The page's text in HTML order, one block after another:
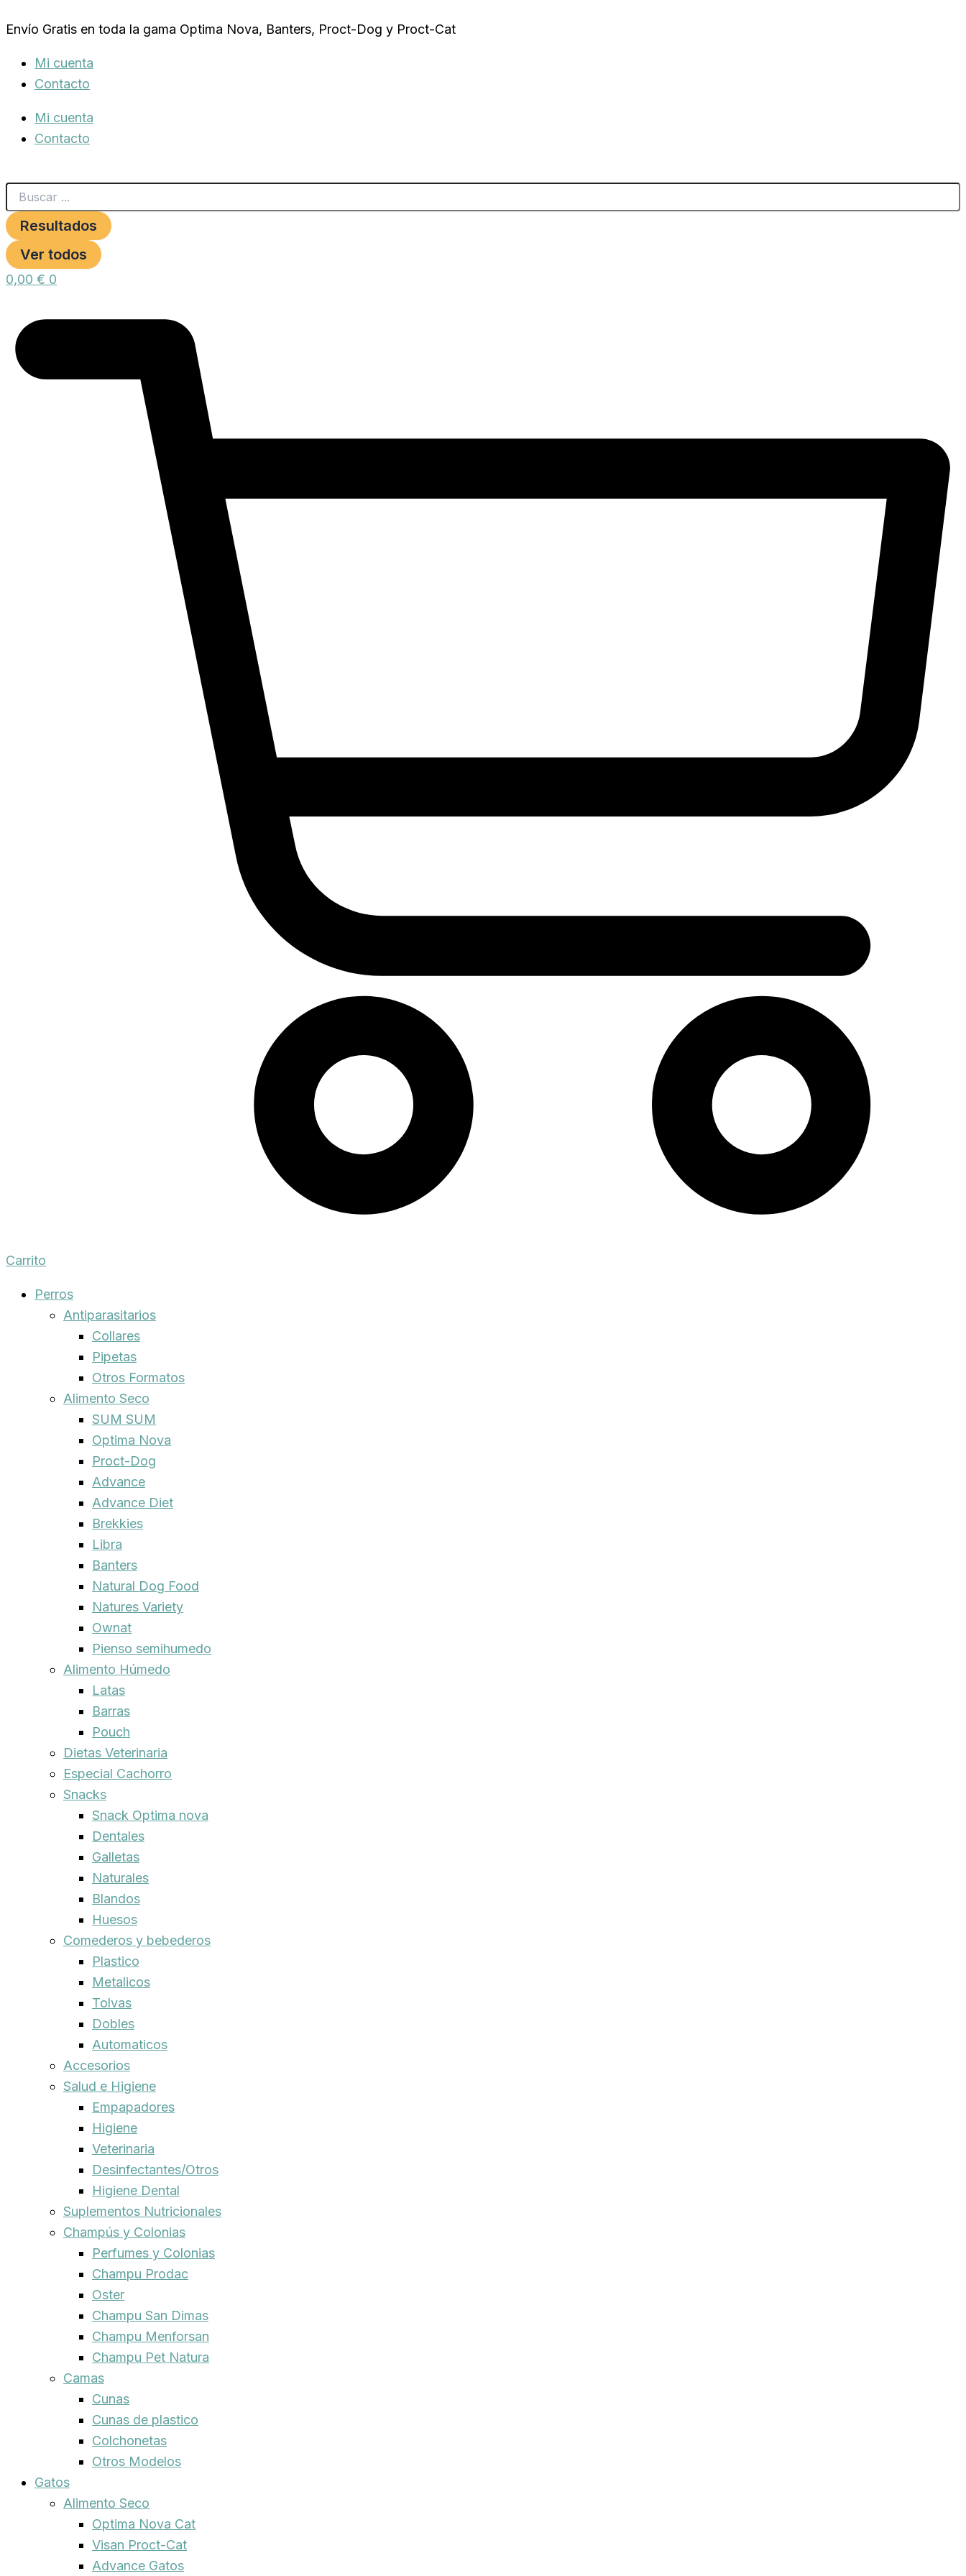
al
Envío Gratis en toda la gama Optima Nova, Banters, Proct-Dog y Proct-Cat
Mi cuenta
Contacto
Mi cuenta
Contacto
Resultados
Ver todos
0,00 € 0
Carrito
Perros
Antiparasitarios
Collares
Pipetas
Otros Formatos
Alimento Seco
SUM SUM
Optima Nova
Proct-Dog
Advance
Advance Diet
Brekkies
Libra
Banters
Natural Dog Food
Natures Variety
Ownat
Pienso semihumedo
Alimento Húmedo
Latas
Barras
Pouch
Dietas Veterinaria
Especial Cachorro
Snacks
Snack Optima nova
Dentales
Galletas
Naturales
Blandos
Huesos
Comederos y bebederos
Plastico
Metalicos
Tolvas
Dobles
Automaticos
Accesorios
Salud e Higiene
Empapadores
Higiene
Veterinaria
Desinfectantes/Otros
Higiene Dental
Suplementos Nutricionales
Champús y Colonias
Perfumes y Colonias
Champu Prodac
Oster
Champu San Dimas
Champu Menforsan
Champu Pet Natura
Camas
Cunas
Cunas de plastico
Colchonetas
Otros Modelos
Gatos
Alimento Seco
Optima Nova Cat
Visan Proct-Cat
Advance Gatos
KILLER
250
cantidad